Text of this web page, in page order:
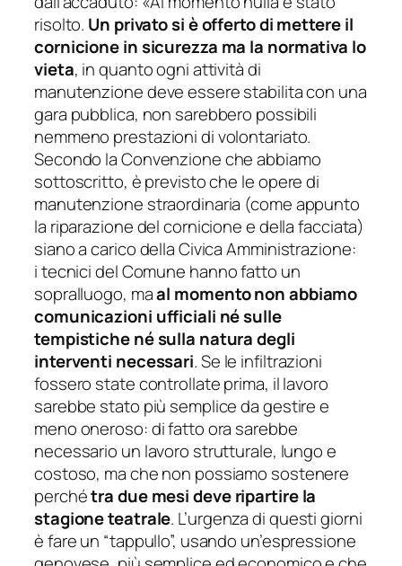
risolto. Un privato si è offerto di mettere il
cornicione in sicurezza ma la normativa lo
vieta, in quanto ogni attività di
manutenzione deve essere stabilita con una
gara pubblica, non sarebbero possibili
nemmeno prestazioni di volontariato.
Secondo la Convenzione che abbiamo
sottoscritto, è previsto che le opere di
manutenzione straordinaria (come appunto
la riparazione del cornicione e della facciata)
siano a carico della Civica Amministrazione:
itecnici del Comune hanno fatto un
sopralluogo, maal momento non abbiamo
comunicazioni ufficiali né sulle
tempistiche né sulla natura degli
interventi necessari. Se le infiltrazioni
fossero state controllate prima, il lavoro
sarebbe stato più semplice da gestire e
meno oneroso: di fatto ora sarebbe
necessario un lavoro strutturale, lungo e
costoso, ma che non possiamo sostenere
perchétra due mesi deve ripartire la
stagione teatrale. L’urgenza di questi giorni
è fare un “tappullo”, usando un’espressione